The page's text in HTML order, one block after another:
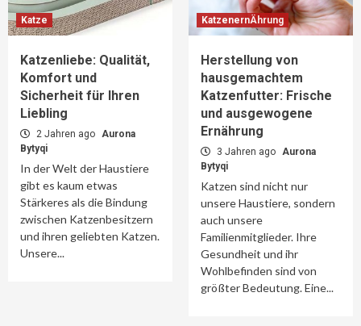
Katze
Katzenliebe: Qualität,
Komfort und
Sicherheit für Ihren
Liebling
2 Jahren ago Aurona
Bytyqi
In der Welt der Haustiere
gibt es kaum etwas
Stärkeres als die Bindung
zwischen Katzenbesitzern
und ihren geliebten Katzen.
Unsere...
KatzenernÄhrung
Herstellung von
hausgemachtem
Katzenfutter: Frische
und ausgewogene
Ernährung
3 Jahren ago Aurona
Bytyqi
Katzen sind nicht nur
unsere Haustiere, sondern
auch unsere
Familienmitglieder. Ihre
Gesundheit und ihr
Wohlbefinden sind von
größter Bedeutung. Eine...